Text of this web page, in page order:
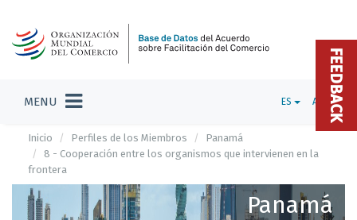
MENU ES ADMIN
Inicio Perfiles de los Miembros
Panamá
8 - Cooperación entre los organismos que intervienen en la
frontera
Panamá
FEEDBACK